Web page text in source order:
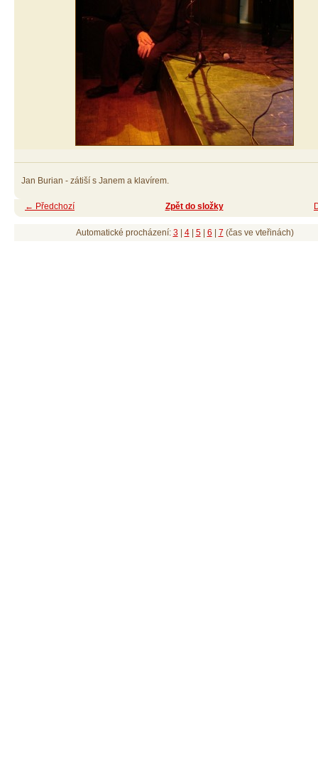
Jan Burian - zátiší s Janem a klavírem.
← Předchozí Zpět do složky
Automatické procházení: 3| 4| 5| 6 7 (čas ve vteřinách)